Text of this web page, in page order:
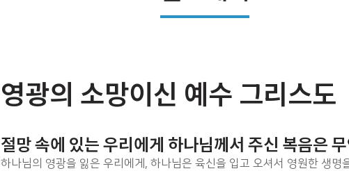
영광의 소망이신 예수 그리스도
절망 속에 있는 우리에게 하나님께서 주신 복음은
하나님의 영광을 잃은 우리에게, 하나님은 육신을 입고 오셔서 영원한 생명